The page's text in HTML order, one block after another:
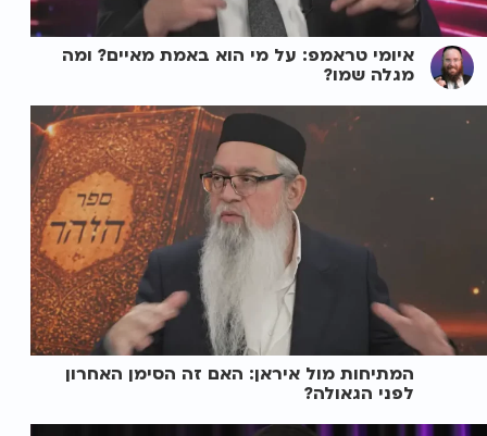
איומי טראמפ: על מי הוא באמת מאיים? ומה
מגלה שמו?
המתיחות מול איראן: האם זה הסימן האחרון
לפני הגאולה?